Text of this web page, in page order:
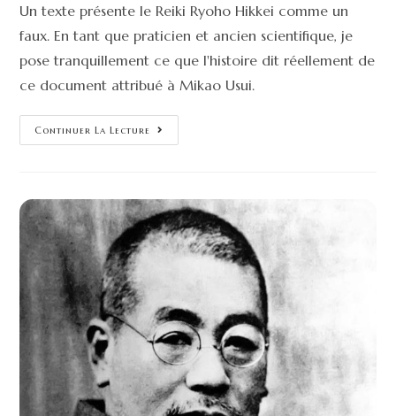
Un texte présente le Reiki Ryoho Hikkei comme un
faux. En tant que praticien et ancien scientifique, je
pose tranquillement ce que l'histoire dit réellement de
ce document attribué à Mikao Usui.
Continuer La Lecture